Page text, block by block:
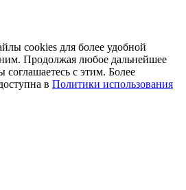
cookies для более удобной
Продолжая любое дальнейшее
с этим. Более
в Политики использования